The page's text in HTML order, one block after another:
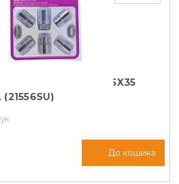
MCGARD М12Х1, 5Х35
До кошика